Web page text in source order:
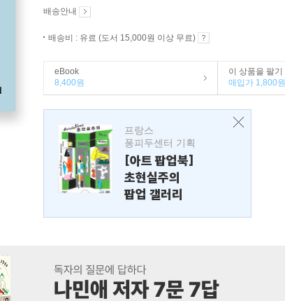
배송안내
배송비 : 유료 (도서 15,000원 이상 무료)
eBook
8,400원
이 상품을 팔기
매입가 1,800원
프랑스
퐁피두센터 기획
[아트 팝업북]
초현실주의
팝업 갤러리